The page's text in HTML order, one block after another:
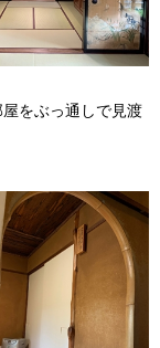
をぶっ通しで見渡